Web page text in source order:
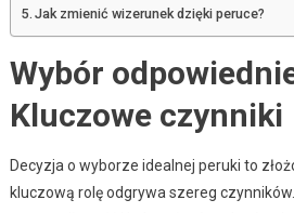
Jak zmienić wizerunek dzięki peruce?
Wybór
Kluczowe czynniki
Decyzja o wyborze idealnej peruki to
kluczową rolę odgrywa szereg